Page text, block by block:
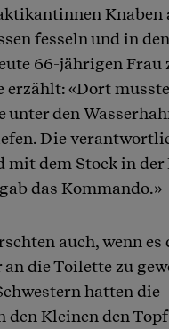
Knaben
fesseln und in
66-jährigen Frau
erzählt: «Dort
unter den
Die
mit dem Stock in
das Kommando.»
auch, wenn es
die Toilette zu
hatten die
den Kleinen den